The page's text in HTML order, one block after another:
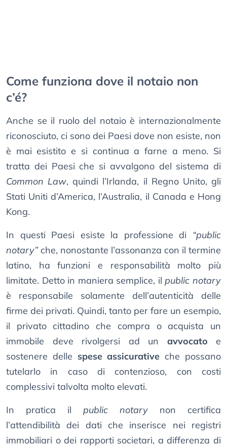
Come funziona dove il notaio non
c’é?
Anche se il ruolo del notaio è internazionalmente
riconosciuto, ci sono dei Paesi dove non esiste, non
è mai esistito e si continua a farne a meno. Si
tratta dei Paesi che si avvalgono del sistema di
Common Law, quindi l’Irlanda, il Regno Unito, gli
Stati Uniti d’America, l’Australia, il Canada e Hong
Kong.
In questi Paesi esiste la professione di “public
notary”che, nonostante l’assonanza con il termine
latino, ha funzioni e responsabilità molto più
limitate. Detto in maniera semplice, ilpublic notary
è responsabile solamente dell’autenticità delle
firme dei privati. Quindi, tanto per fare un esempio,
il privato cittadino che compra o acquista un
immobile deve rivolgersi ad un avvocato e
sostenere delle spese assicurative che possano
tutelarlo in caso di contenzioso, con costi
complessivi talvolta molto elevati.
In pratica il public notary non certifica
l’attendibilità dei dati che inserisce nei registri
immobiliari o dei rapporti societari, a differenza di